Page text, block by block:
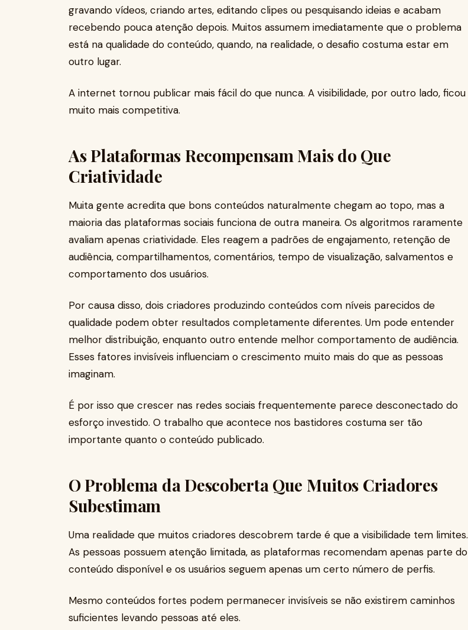
gravando vídeos, criando artes, editando clipes ou pesquisando ideias e acabam
recebendo pouca atenção depois. Muitos assumem imediatamente que o problema
está na qualidade do conteúdo, quando, na realidade, o desafio costuma estar em
outro lugar.
A internet tornou publicar mais fácil do que nunca. A visibilidade, por outro lado, ficou
muito mais competitiva.
As Plataformas Recompensam Mais do Que
Criatividade
Muita gente acredita que bons conteúdos naturalmente chegam ao topo, mas a
maioria das plataformas sociais funciona de outra maneira. Os algoritmos raramente
avaliam apenas criatividade. Eles reagem a padrões de engajamento, retenção de
audiência, compartilhamentos, comentários, tempo de visualização, salvamentos e
comportamento dos usuários.
Por causa disso, dois criadores produzindo conteúdos com níveis parecidos de
qualidade podem obter resultados completamente diferentes. Um pode entender
melhor distribuição, enquanto outro entende melhor comportamento de audiência.
Esses fatores invisíveis influenciam o crescimento muito mais do que as pessoas
imaginam.
É por isso que crescer nas redes sociais frequentemente parece desconectado do
esforço investido. O trabalho que acontece nos bastidores costuma ser tão
importante quanto o conteúdo publicado.
O Problema da Descoberta Que Muitos Criadores
Subestimam
Uma realidade que muitos criadores descobrem tarde é que a visibilidade tem limites.
As pessoas possuem atenção limitada, as plataformas recomendam apenas parte do
conteúdo disponível e os usuários seguem apenas um certo número de perfis.
Mesmo conteúdos fortes podem permanecer invisíveis se não existirem caminhos
suficientes levando pessoas até eles.